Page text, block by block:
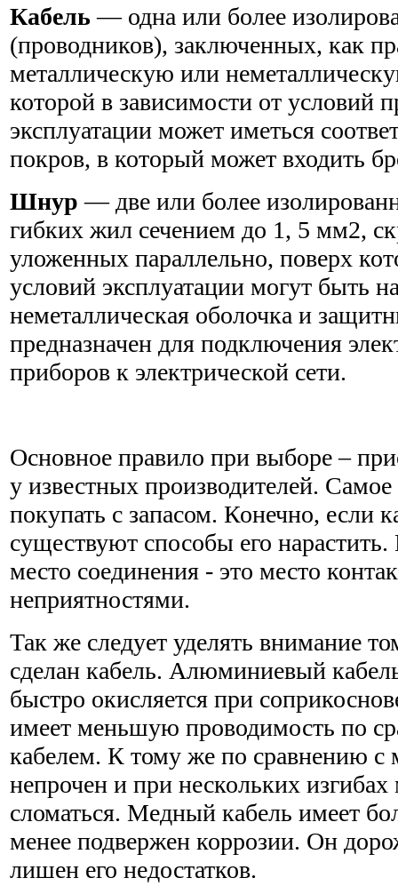
Кабель — одна или более
(проводников), заключенных, как
металлическую или
которой в зависимости от условий
эксплуатации может иметься
покров, в который может входить
Шнур — две или более
гибких жил сечением до 1, 5 мм2,
уложенных параллельно, поверх
условий эксплуатации могут быть
неметаллическая оболочка и
предназначен для подключения
приборов к электрической сети.
Основное правило при выборе –
у известных производителей. Самое
покупать с запасом. Конечно, если
существуют способы его
место соединения - это место
неприятностями.
Так же следует уделять внимание
сделан кабель. Алюминиевый
быстро окисляется при
имеет меньшую проводимость по
кабелем. К тому же по сравнению
непрочен и при нескольких
сломаться. Медный кабель имеет
менее подвержен коррозии. Он
лишен его недостатков.